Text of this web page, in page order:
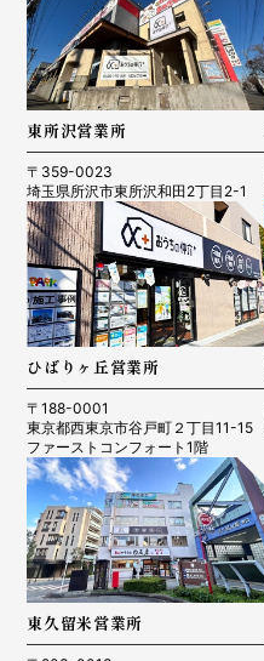
東所沢営業所
〒359-0023
埼玉県所沢市東所沢和田2丁目2-1
ひばりヶ丘営業所
〒188-0001
東京都西東京市谷戸町２丁目11-15
ファーストコンフォート1階
東久留米営業所